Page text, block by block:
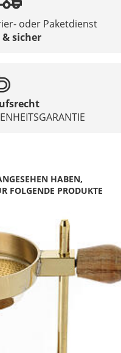
oder Paketdienst
sicher
HABEN,
FOLGENDE PRODUKTE